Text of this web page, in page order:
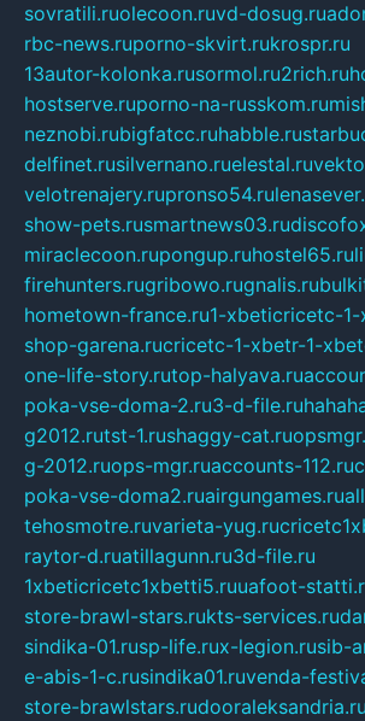
sovratili.ruolecoon.ruvd-dosug.ru
rbc-news.ruporno-skvirt.rukrospr.ru
13autor-kolonka.rusormol.ru2rich.ru
hostserve.ruporno-na-russkom.ru
neznobi.rubigfatcc.ruhabble.ru
delfinet.rusilvernano.ruelestal.ru
velotrenajery.rupronso54.ru
show-pets.rusmartnews03.ru
miraclecoon.rupongup.ruhostel65.ru
firehunters.rugribowo.rugnalis.ru
hometown-france.ru1-xbeticricetc-
shop-garena.rucricetc-1-xbetr-1-
one-life-story.rutop-halyava.ru
poka-vse-doma-2.ru3-d-file.ru
g2012.rutst-1.rushaggy-cat.ru
g-2012.ruops-mgr.ruaccounts-112.ru
poka-vse-doma2.ruairgungames.ru
tehosmotre.ruvarieta-yug.ru
raytor-d.ruatillagunn.ru3d-file.ru
1xbeticricetc1xbetti5.ruuafoot-
store-brawl-stars.rukts-services.ru
sindika-01.rusp-life.rux-legion.rusib-
e-abis-1-c.rusindika01.ruvenda-
store-brawlstars.rudooraleksandria.ru